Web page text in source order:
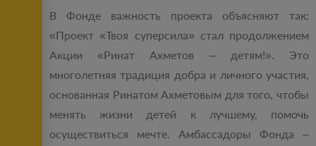
В Фонде важность проекта объясняют так:
«Проект «Твоя суперсила» стал продолжением
Акции «Ринат Ахметов – детям!». Это
многолетняя традиция добра и личного участия,
основанная Ринатом Ахметовым для того, чтобы
менять жизни детей к лучшему, помочь
осуществиться мечте. Амбассадоры Фонда –